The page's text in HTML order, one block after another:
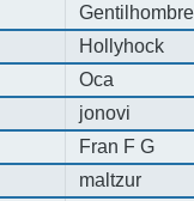
Gentilhombre
Hollyhock
Oca
jonovi
Fran F G
maltzur